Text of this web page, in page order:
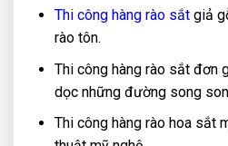
Thi công hàng rào sắtgiả
rào tôn.
Thi công hàng rào sắt đơn
dọc những đường song
Thi công hàng rào hoa sắt